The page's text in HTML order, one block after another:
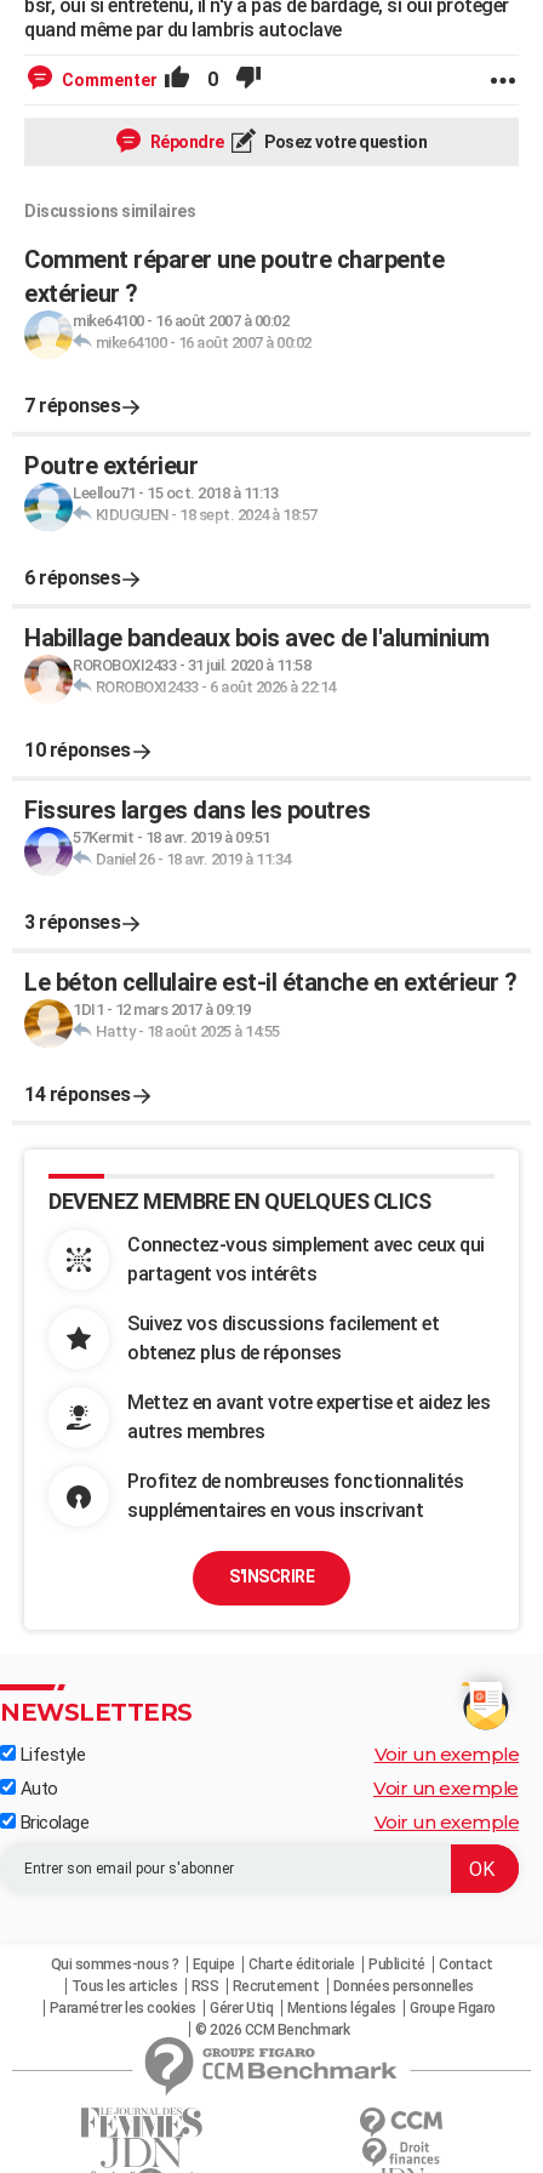
bsr, oui si entretenu, il n'y a pas de bardage, si oui protéger
quand même par du lambris autoclave
Commenter 0
Répondre Posez votre question
Discussions similaires
Comment réparer une poutre charpente
extérieur ?
mike64100- 16 août 2007 à 00:02
mike64100- 16 août 2007 à 00:02
7 réponses
Poutre extérieur
Leellou71 - 15 oct. 2018 à 11:13
KIDUGUEN- 18 sept. 2024 à 18:57
6 réponses
Habillage bandeaux bois avec de l'aluminium
ROROBOXI2433- 31 juil. 2020 à 11:58
ROROBOXI2433- 6 août 2026 à 22:14
10 réponses
Fissures larges dans les poutres
57Kermit - 18 avr. 2019 à 09:51
Daniel 26- 18 avr. 2019 à 11:34
3 réponses
Le béton cellulaire est-il étanche en extérieur ?
1DI1 - 12 mars 2017 à 09:19
Hatty- 18 août 2025 à 14:55
14 réponses
DEVENEZ MEMBRE EN QUELQUES CLICS
Connectez-vous simplement avec ceux qui
partagent vos intérêts
Suivez vos discussions facilement et
obtenez plus de réponses
Mettez en avant votre expertise et aidez les
autres membres
Profitez de nombreuses fonctionnalités
supplémentaires en vous inscrivant
S'INSCRIRE
NEWSLETTERS
Lifestyle Voir un exemple
Auto Voir un exemple
Bricolage Voir un exemple
Qui sommes-nous ? Equipe Charte éditoriale Publicité
Contact
Tous les articles
RSS Recrutement
Données personnelles
Paramétrer les cookies
Gérer Utiq Mentions légales
Groupe Figaro
© 2026 CCM Benchmark